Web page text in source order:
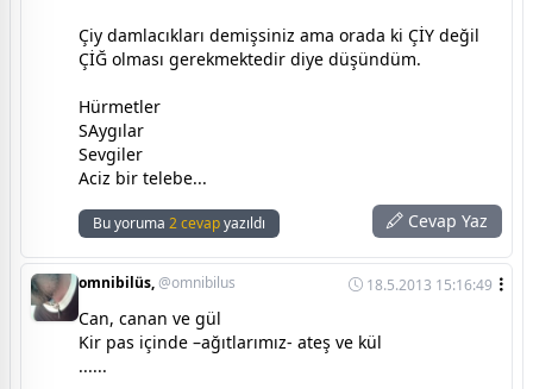
Çiy damlacıkları demişsiniz ama orada ki ÇİY değil
ÇİĞ olması gerekmektedir diye düşündüm.
Hürmetler
SAygılar
Sevgiler
Aciz bir telebe...
Bu yoruma 2 cevapyazıldı Cevap Yaz
omnibilüs,@omnibilus 18.5.2013 15:16:49
Can, canan ve gül
Kir pas içinde –ağıtlarımız- ateş ve kül
......